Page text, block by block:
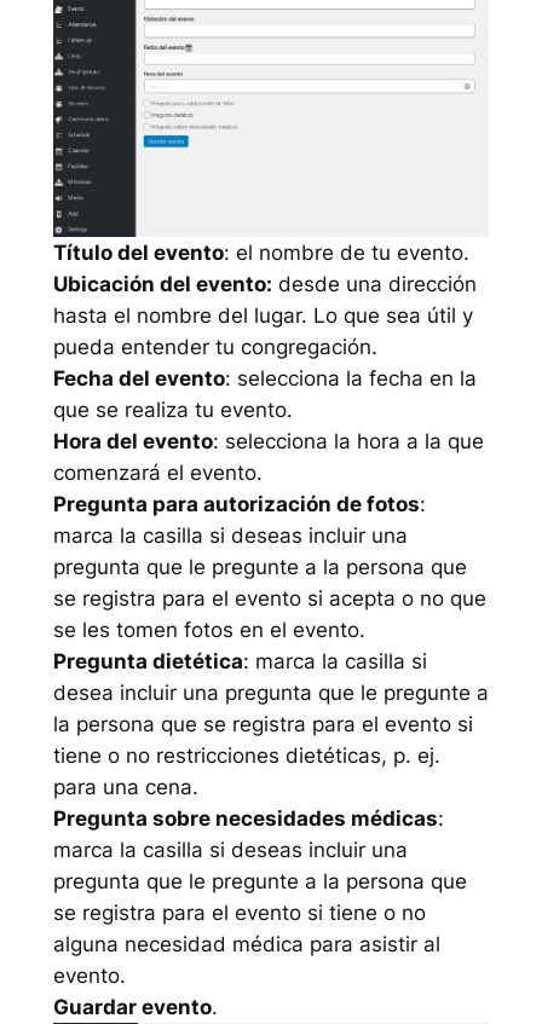
Título del evento: el nombre de tu evento.
Ubicación del evento: desde una dirección
hasta el nombre del lugar. Lo que sea útil y
pueda entender tu congregación.
Fecha del evento: selecciona la fecha en la
que se realiza tu evento.
Hora del evento: selecciona la hora a la que
comenzará el evento.
Pregunta para autorización de fotos:
marca la casilla si deseas incluir una
pregunta que le pregunte a la persona que
se registra para el evento si acepta o no que
se les tomen fotos en el evento.
Pregunta dietética: marca la casilla si
desea incluir una pregunta que le pregunte a
la persona que se registra para el evento si
tiene o no restricciones dietéticas, p. ej.
para una cena.
Pregunta sobre necesidades médicas:
marca la casilla si deseas incluir una
pregunta que le pregunte a la persona que
se registra para el evento si tiene o no
alguna necesidad médica para asistir al
evento.
Guardar evento.